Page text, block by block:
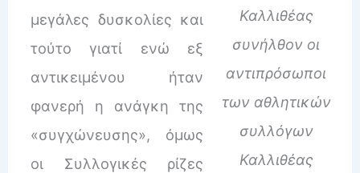
μεγάλες δυσκολίες και
τούτο γιατί ενώ εξ
αντικειμένου ήταν
φανερή η ανάγκη της
«συγχώνευσης», όμως
οι Συλλογικές ρίζες
Καλλιθέας
συνήλθον οι
αντιπρόσωποι
των αθλητικών
συλλόγων
Καλλιθέας